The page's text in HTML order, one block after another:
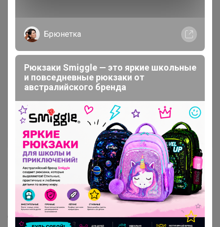
5.0 135.5K 324.6K 10.7K 14 Стоп
Парфюмерная лавка редкостей. Поступление
новинок!
Стоп 06 августа
Брюнетка
Рюкзаки Smiggle — это яркие школьные
и повседневные рюкзаки от
австралийского бренда